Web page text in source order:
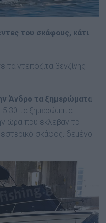
του σκάφους, κάτι
ντεπόζιτα βενζίνης
Άνδρο τα ξημερώματα
5:30 τα ξημερώματα
ώρα που έκλεβαν το
σκάφος, δεμένο